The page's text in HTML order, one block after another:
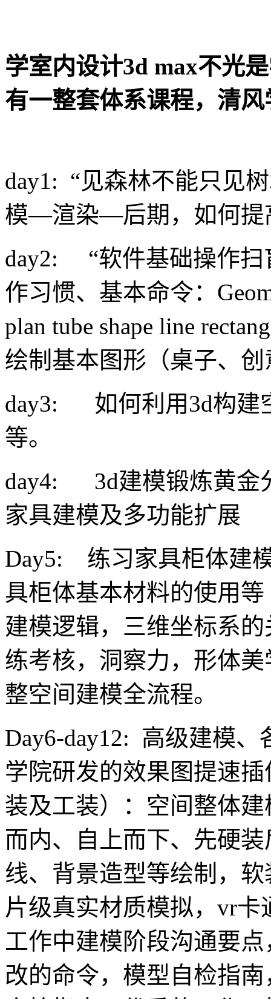
学室内设计3d max不光
有一整套体系课程，清
day1: “见森林不能只见
模—渲染—后期，如何提
day2: “软件基础操作扫
作习惯、基本命令：
plan tube shape line
绘制基本图形（桌子、
day3: 如何利用3d构建
等。
day4: 3d建模锻炼黄金
家具建模及多功能扩展
Day5: 练习家具柜体建
具柜体基本材料的使用
建模逻辑，三维坐标系
练考核，洞察力，形体
整空间建模全流程。
Day6-day12: 高级建模
学院研发的效果图提速
装及工装）：空间整体
而内、自上而下、先硬
线、背景造型等绘制，
片级真实材质模拟，vr
工作中建模阶段沟通要
改的命令，模型自检指